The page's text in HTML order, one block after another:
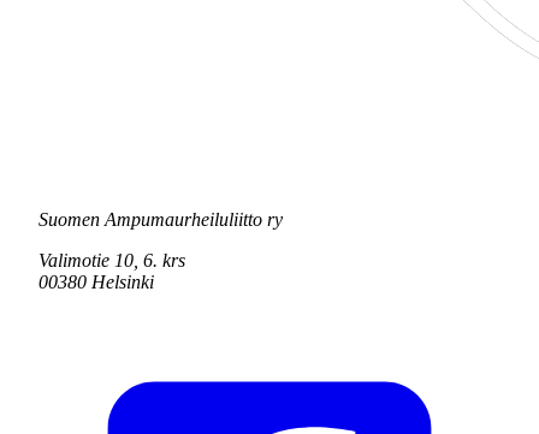
Suomen Ampumaurheiluliitto ry
Valimotie 10, 6. krs
00380 Helsinki